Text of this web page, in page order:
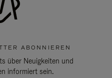
ABONNIEREN
über Neuigkeiten und
informiert sein.